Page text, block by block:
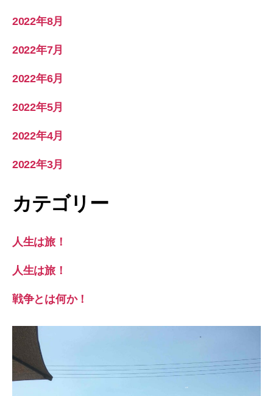
2022年8月
2022年7月
2022年6月
2022年5月
2022年4月
2022年3月
カテゴリー
人生は旅！
人生は旅！
戦争とは何か！